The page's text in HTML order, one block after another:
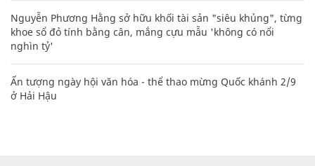
Nguyễn Phương Hằng sở hữu khối tài sản "siêu khủng", từng
khoe sổ đỏ tính bằng cân, mắng cựu mẫu 'không có nổi
nghìn tỷ'
Ấn tượng ngày hội văn hóa - thể thao mừng Quốc khánh 2/9
ở Hải Hậu